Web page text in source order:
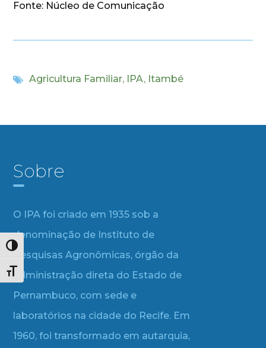
Alternar alto contraste
Alternar tamanho da fonte
Fonte: Núcleo de Comunicação
Agricultura Familiar, IPA, Itambé
Sobre
O IPA foi criado em 1935 sob a
denominação de Instituto de
Pesquisas Agronômicas, órgão da
administração direta do Estado de
Pernambuco, com sede e
laboratórios na cidade do Recife. Em
1960, foi transformado em autarquia,